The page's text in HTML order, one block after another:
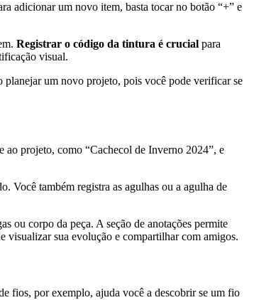
adicionar um novo item, basta tocar no botão “+” e
Registrar o código da tintura é crucial para
visual.
planejar um novo projeto, pois você pode verificar se
ao projeto, como “Cachecol de Inverno 2024”, e
Você também registra as agulhas ou a agulha de
ou corpo da peça. A seção de anotações permite
visualizar sua evolução e compartilhar com amigos.
fios, por exemplo, ajuda você a descobrir se um fio